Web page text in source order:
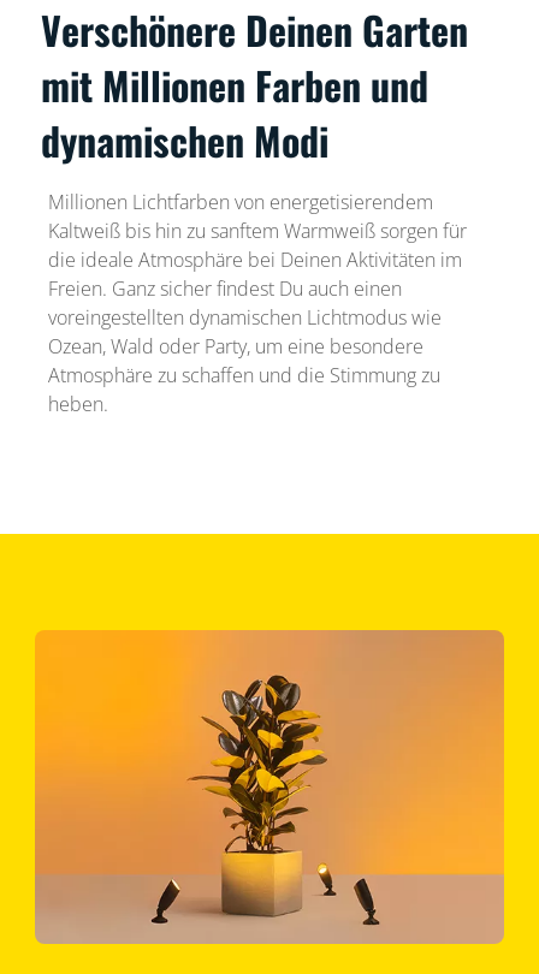
Verschönere Deinen Garten
mit Millionen Farben und
dynamischen Modi
Millionen Lichtfarben von energetisierendem
Kaltweiß bis hin zu sanftem Warmweiß sorgen für
die ideale Atmosphäre bei Deinen Aktivitäten im
Freien. Ganz sicher findest Du auch einen
voreingestellten dynamischen Lichtmodus wie
Ozean, Wald oder Party, um eine besondere
Atmosphäre zu schaffen und die Stimmung zu
heben.